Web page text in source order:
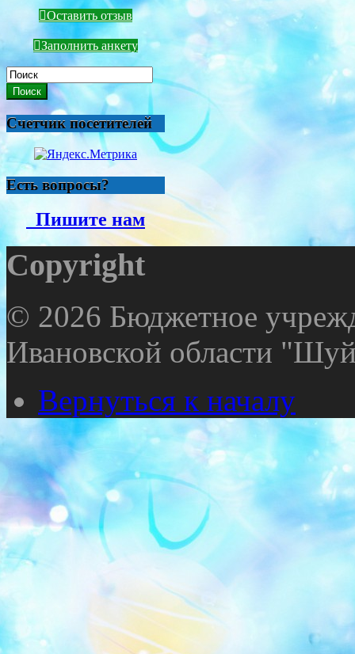
Оставить отзыв
Заполнить анкету
Поиск
Счетчик посетителей
Есть вопросы?
Пишите нам
Copyright
© 2026 Бюджетное
Ивановской области
Вернуться к началу